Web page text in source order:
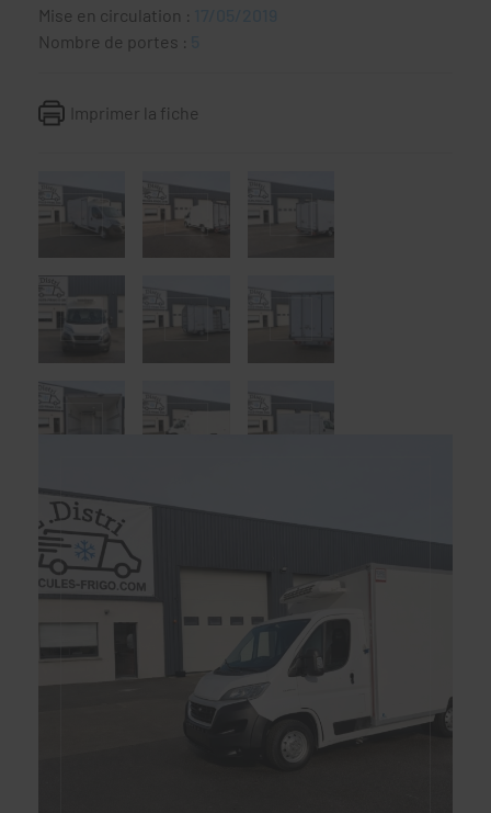
Mise en circulation :
Nombre de portes :
Imprimer la fiche